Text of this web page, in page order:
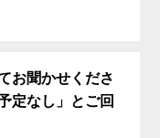
お聞かせくださ
定なし」とご回